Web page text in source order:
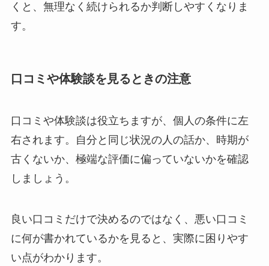
くと、無理なく続けられるか判断しやすくなりま
す。
口コミや体験談を見るときの注意
口コミや体験談は役立ちますが、個人の条件に左
右されます。自分と同じ状況の人の話か、時期が
古くないか、極端な評価に偏っていないかを確認
しましょう。
良い口コミだけで決めるのではなく、悪い口コミ
に何が書かれているかを見ると、実際に困りやす
い点がわかります。